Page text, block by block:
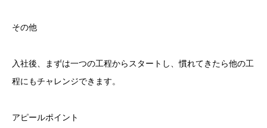
その他
入社後、まずは一つの工程からスタートし、慣れてきたら他の工
程にもチャレンジできます。
アピールポイント